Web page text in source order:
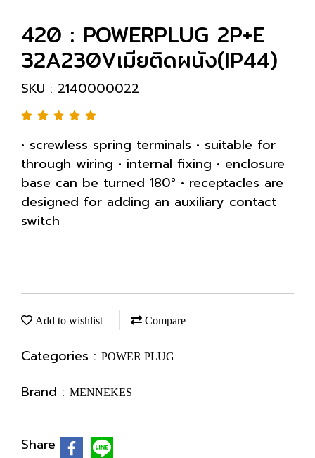
420 : POWERPLUG 2P+E
32A230Vเมียติดผนัง(IP44)
SKU : 2140000022
• screwless spring terminals • suitable for
through wiring • internal fixing • enclosure
base can be turned 180° • receptacles are
designed for adding an auxiliary contact
switch
Add to wishlist Compare
Categories : POWER PLUG
Brand : MENNEKES
Share